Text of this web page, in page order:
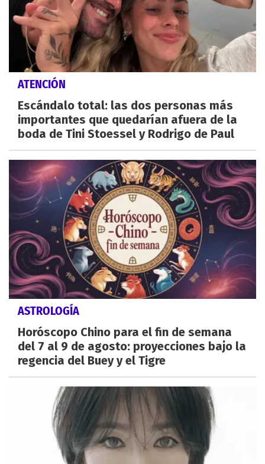
ATENCIÓN
Escándalo total: las dos personas más
importantes que quedarían afuera de la
boda de Tini Stoessel y Rodrigo de Paul
ASTROLOGÍA
Horóscopo Chino para el fin de semana
del 7 al 9 de agosto: proyecciones bajo la
regencia del Buey y el Tigre